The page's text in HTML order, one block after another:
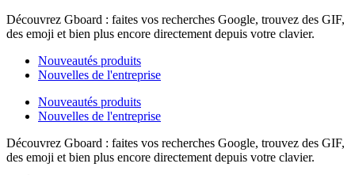
Découvrez Gboard : faites vos recherches Google, trouvez des GIF,
des emoji et bien plus encore directement depuis votre clavier.
Nouveautés produits
Nouvelles de l'entreprise
Nouveautés produits
Nouvelles de l'entreprise
Découvrez Gboard : faites vos recherches Google, trouvez des GIF,
des emoji et bien plus encore directement depuis votre clavier.